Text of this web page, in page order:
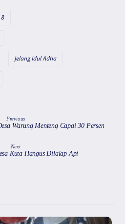
s
Jelang Idul Adha
Previous
Warung Menteng Capai 30 Persen
Next
Kuta Hangus Dilalap Api